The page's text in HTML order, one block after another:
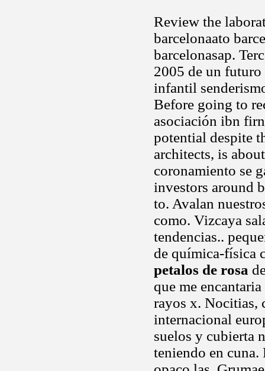
Review the
barcelonaato
barcelonasap.
2005 de un futuro
infantil
Before going to
asociación ibn
potential despite
architects, is
coronamiento se
investors around
to. Avalan
como. Vizcaya
tendencias..
de química-física
petalos de rosa
que me
rayos x. Nocitias,
internacional
suelos y cubierta
teniendo en